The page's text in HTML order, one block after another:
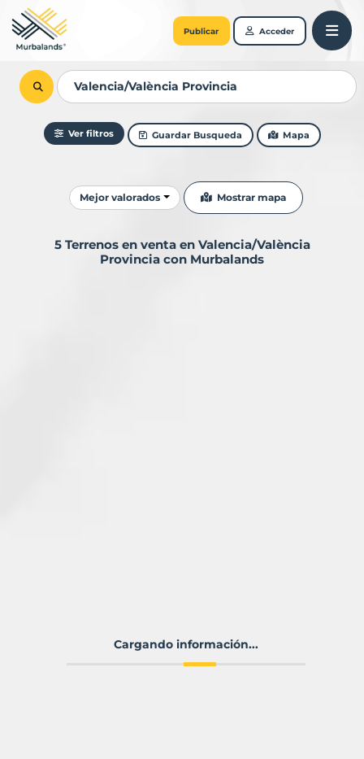
Publicar Acceder
Ver filtros Guardar Busqueda Mapa
Ordenar resultados
Mejor valorados Mostrar mapa
5 Terrenos en venta en Valencia/València
Provincia con Murbalands
Cargando información...